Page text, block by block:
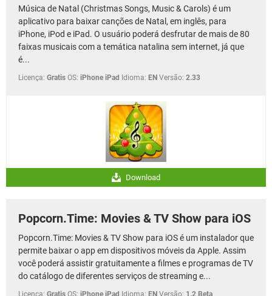
Música de Natal (Christmas Songs, Music & Carols) é um
aplicativo para baixar canções de Natal, em inglês, para
iPhone, iPod e iPad. O usuário poderá desfrutar de mais de 80
faixas musicais com a temática natalina sem internet, já que
é...
Licença: Gratis OS: iPhone iPad Idioma: EN Versão: 2.33
Download
Popcorn.Time: Movies & TV Show para iOS
Popcorn.Time: Movies & TV Show para iOS é um instalador que
permite baixar o app em dispositivos móveis da Apple. Assim
você poderá assistir gratuitamente a filmes e programas de TV
do catálogo de diferentes serviços de streaming e...
Licença: Gratis OS: iPhone iPad Idioma: EN Versão: 1.2 Beta